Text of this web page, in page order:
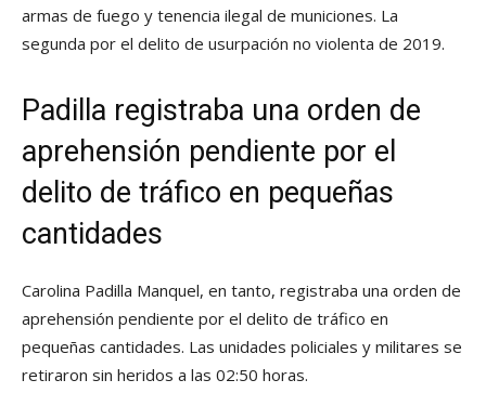
armas de fuego y tenencia ilegal de municiones. La
segunda por el delito de usurpación no violenta de 2019.
Padilla registraba una orden de
aprehensión pendiente por el
delito de tráfico en pequeñas
cantidades
Carolina Padilla Manquel, en tanto, registraba una orden de
aprehensión pendiente por el delito de tráfico en
pequeñas cantidades. Las unidades policiales y militares se
retiraron sin heridos a las 02:50 horas.